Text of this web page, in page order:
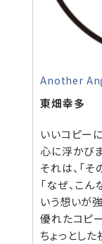
Another
東畑幸多
いいコピー
心に浮かびま
それは、「そ
「なぜ、こ
いう想いが
優れたコピ
ちょっとし